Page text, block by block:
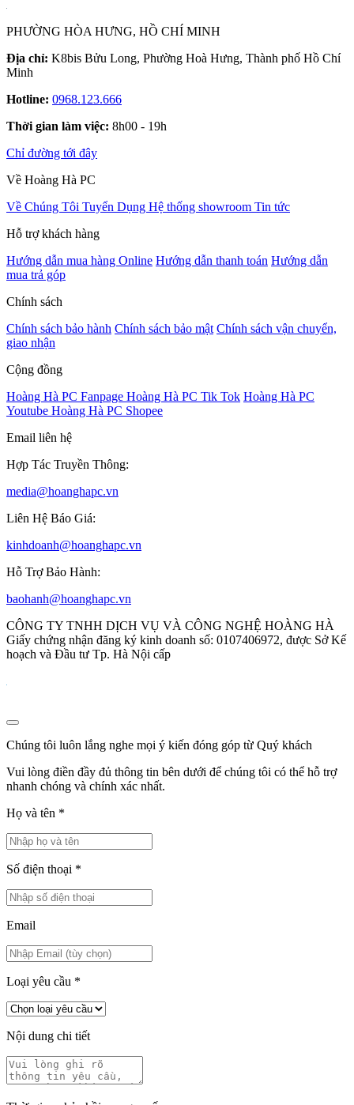
PHƯỜNG HÒA HƯNG, HỒ CHÍ MINH
Địa chỉ: K8bis Bửu Long, Phường Hoà Hưng, Thành phố Hồ Chí
Minh
Hotline: 0968.123.666
Thời gian làm việc: 8h00 - 19h
Chỉ đường tới đây
Về Hoàng Hà PC
Về Chúng Tôi Tuyển Dụng Hệ thống showroom Tin tức
Hỗ trợ khách hàng
Hướng dẫn mua hàng Online Hướng dẫn thanh toán Hướng dẫn
mua trả góp
Chính sách
Chính sách bảo hành Chính sách bảo mật Chính sách vận chuyển,
giao nhận
Cộng đồng
Hoàng Hà PC Fanpage Hoàng Hà PC Tik Tok Hoàng Hà PC
Youtube Hoàng Hà PC Shopee
Email liên hệ
Hợp Tác Truyền Thông:
media@hoanghapc.vn
Liên Hệ Báo Giá:
kinhdoanh@hoanghapc.vn
Hỗ Trợ Bảo Hành:
baohanh@hoanghapc.vn
CÔNG TY TNHH DỊCH VỤ VÀ CÔNG NGHỆ HOÀNG HÀ
Giấy chứng nhận đăng ký kinh doanh số: 0107406972, được Sở Kế
hoạch và Đầu tư Tp. Hà Nội cấp
Chúng tôi luôn lắng nghe mọi ý kiến đóng góp từ Quý khách
Vui lòng điền đầy đủ thông tin bên dưới để chúng tôi có thể hỗ trợ
nhanh chóng và chính xác nhất.
Họ và tên *
Số điện thoại *
Email
Loại yêu cầu *
Nội dung chi tiết